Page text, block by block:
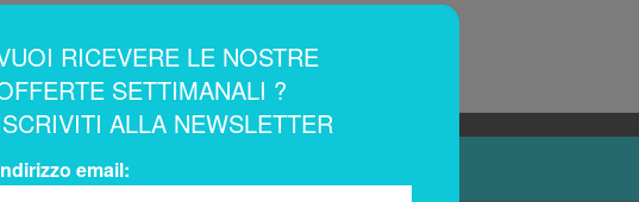
Indirizzo email:
RICEVERE LE NOSTRE
SETTIMANALI ?
ALLA NEWSLETTER
email: